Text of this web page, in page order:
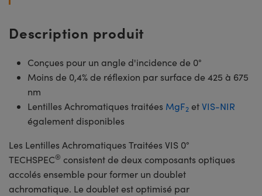
Description produit
Conçues pour un angle d'incidence de 0°
Moins de 0,4% de réflexion par surface de 425 à 675
nm
Lentilles Achromatiques traitées MgF2 etVIS-NIR
également disponibles
Les Lentilles Achromatiques Traitées VIS 0°
TECHSPEC® consistent de deux composants optiques
accolés ensemble pour former un doublet
achromatique. Le doublet est optimisé par